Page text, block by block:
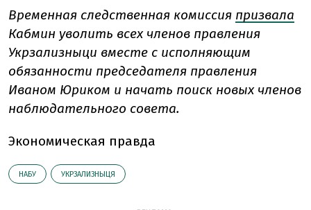
Временная следственная комиссия призвала
Кабмин уволить всех членов правления
Укрзализныци вместе с исполняющим
обязанности председателя правления
Иваном Юриком и начать поиск новых членов
наблюдательного совета.
Экономическая правда
НАБУ УКРЗАЛИЗНЫЦЯ